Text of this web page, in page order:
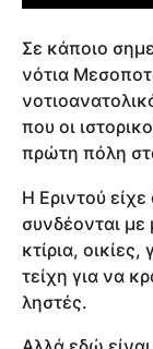
Σε κάποιο
νότια
που οι
πρώτη πόλη
Η Εριντού
συνδέονται με
κτίρια,
τείχη για να
ληστές.